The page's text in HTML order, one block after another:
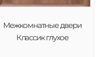
Межкомнатные двери
Классик глухое